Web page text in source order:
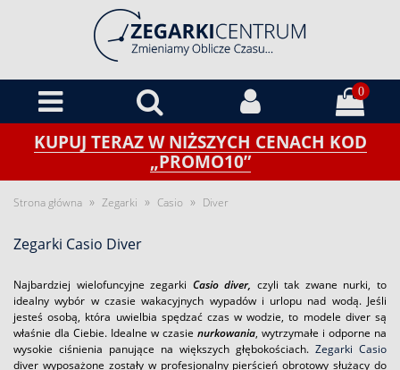
0
KUPUJ TERAZ W NIŻSZYCH CENACH KOD
„PROMO10”
Strona główna » Zegarki » Casio » Diver
Zegarki Casio Diver
Najbardziej wielofuncyjne zegarki Casio diver, czyli tak zwane nurki, to
idealny wybór w czasie wakacyjnych wypadów i urlopu nad wodą. Jeśli
jesteś osobą, która uwielbia spędzać czas w wodzie, to modele diver są
właśnie dla Ciebie. Idealne w czasie nurkowania, wytrzymałe i odporne na
wysokie ciśnienia panujące na większych głębokościach. Zegarki Casio
diver wyposażone zostały w profesjonalny pierścień obrotowy służący do